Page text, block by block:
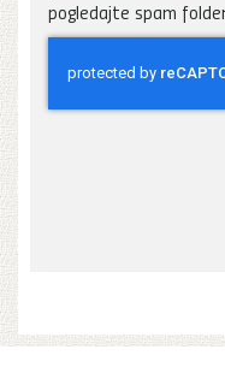
pogledajte spam